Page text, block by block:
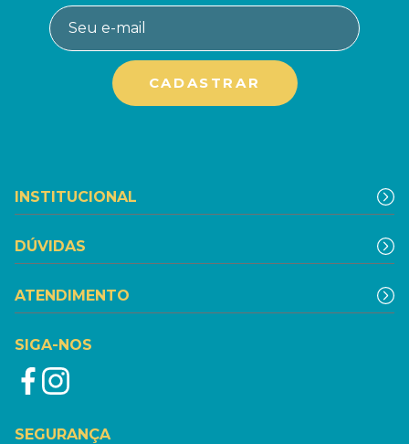
INSTITUCIONAL
DÚVIDAS
ATENDIMENTO
SIGA-NOS
SEGURANÇA